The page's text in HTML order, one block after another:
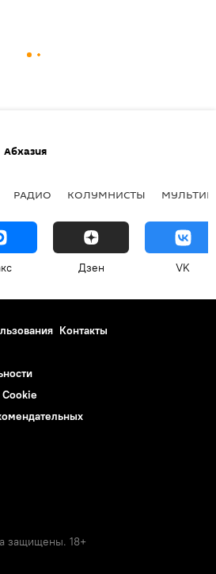
Абхазия
РАДИО КОЛУМНИСТЫ
Дзен VK
Контакты
защищены. 18+